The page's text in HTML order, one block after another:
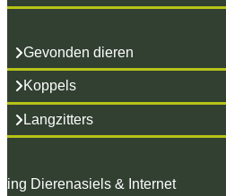
Gevonden dieren
Koppels
Langzitters
Dierenasiels & Internet